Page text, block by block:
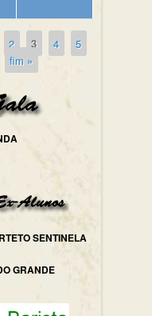
2 3 4
5
fim »
SENTINELA
GRANDE